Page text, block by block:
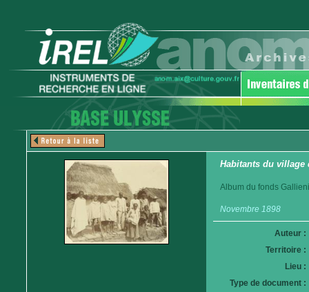
Habitants du village
Album du fonds
Novembre 1898
Auteur :
Territoire :
Lieu :
Type de document :